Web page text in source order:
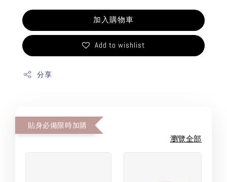
加入購物車
Add to wishlist
分享
貼身必備限時加購
瀏覽全部